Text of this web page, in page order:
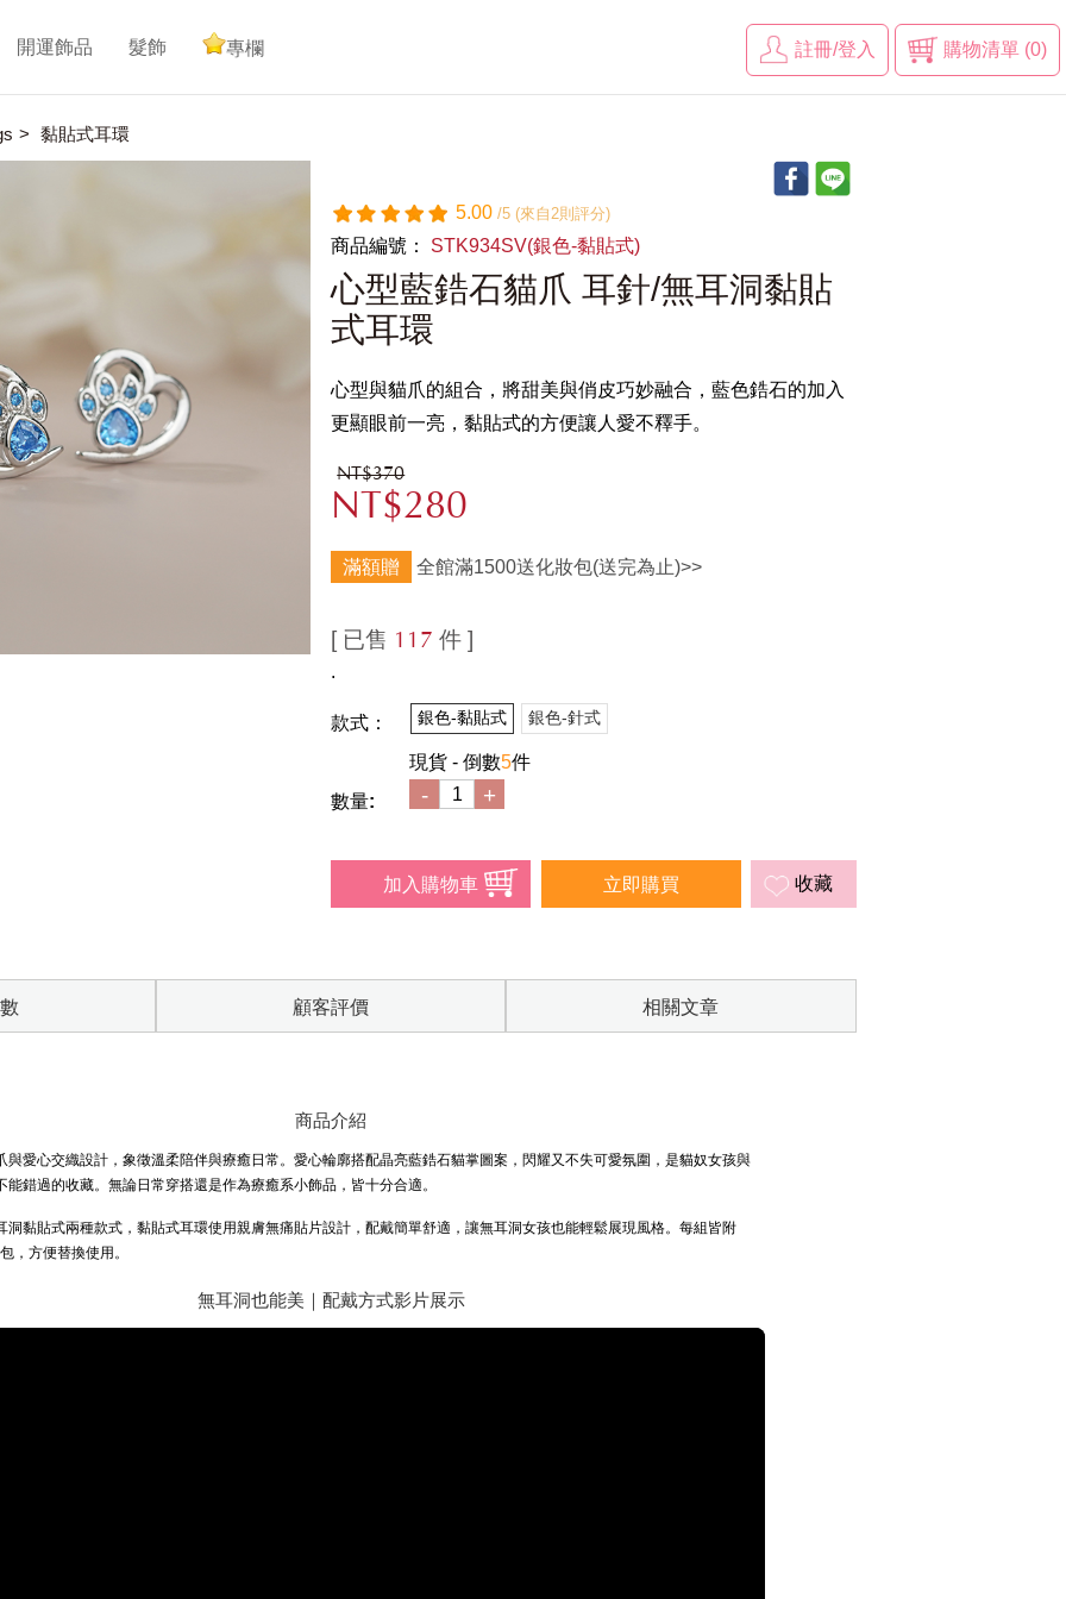
開運飾品 髮飾 專欄 購物清單 (0)
註冊/登入
黏貼式耳環
5.00/5 (來自2則評分)
商品編號： STK934SV(銀色-黏貼式)
心型藍鋯石貓爪 耳針/無耳洞黏貼
式耳環
心型與貓爪的組合，將甜美與俏皮巧妙融合，藍色鋯石的加入
更顯眼前一亮，黏貼式的方便讓人愛不釋手。
NT$370
NT$280
滿額贈 全館滿1500送化妝包(送完為止)>>
[ 已售 117 件 ]
.
款式： 銀色-黏貼式 銀色-針式
現貨 - 倒數5件
數量:
- +
收藏
顧客評價 相關文章
商品介紹
與愛心交織設計，象徵溫柔陪伴與療癒日常。愛心輪廓搭配晶亮藍鋯石貓掌圖案，閃耀又不失可愛氛圍，是貓奴女孩與
能錯過的收藏。無論日常穿搭還是作為療癒系小飾品，皆十分合適。
洞黏貼式兩種款式，黏貼式耳環使用親膚無痛貼片設計，配戴簡單舒適，讓無耳洞女孩也能輕鬆展現風格。每組皆附
，方便替換使用。
無耳洞也能美｜配戴方式影片展示